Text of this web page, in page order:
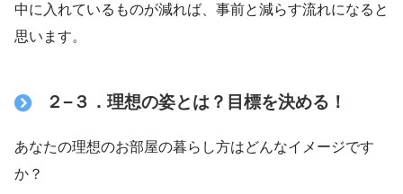
中に入れているものが減れば、事前と減らす流れになると
思います。
２−３．理想の姿とは？目標を決める！
あなたの理想のお部屋の暮らし方はどんなイメージです
か？